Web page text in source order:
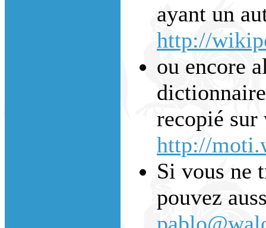
ayant un
http://
ou encore
recopié
http://
Si vous ne
pouvez